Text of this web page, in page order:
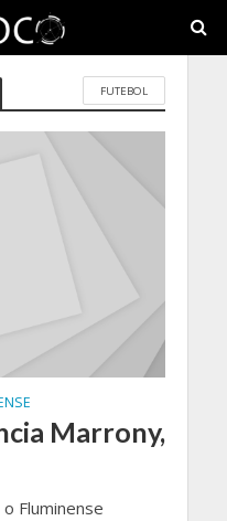
FUTEBOL
Marrony,
Fluminense